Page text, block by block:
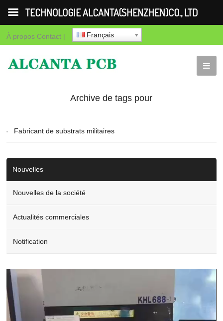
À propos Contact | Français
Archive de tags pour
Fabricant de substrats militaires
Nouvelles
Nouvelles de la société
Actualités commerciales
Notification
Video
Player
TECHNOLOGIE ALCANTA(SHENZHEN)CO., LTD